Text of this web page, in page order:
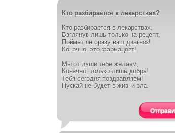
Кто разбирается в лекарствах?
Кто разбирается в лекарствах,
Взглянув лишь только на рецепт,
Поймет он сразу ваш диагноз!
Конечно, это фармацевт!
Мы от души тебе желаем,
Конечно, только лишь добра!
Тебя сегодня поздравляем!
Пускай не будет в жизни зла.